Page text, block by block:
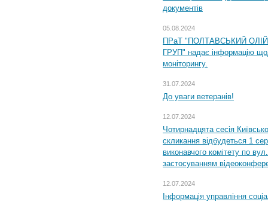
документів
05.08.2024
ПРаТ "ПОЛТАВСЬКИЙ
ГРУП" надає інформацію
моніторингу.
31.07.2024
До уваги ветеранів!
12.07.2024
Чотирнадцята сесія
скликання відбудеться 1
виконавчого комітету по
застосуванням
12.07.2024
Інформація управління